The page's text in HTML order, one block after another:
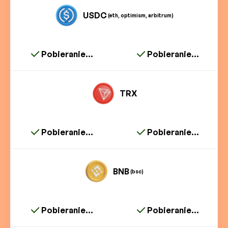
USDC(eth, optimism, arbitrum)
Pobieranie... Pobieranie...
TRX
Pobieranie... Pobieranie...
BNB(bsc)
Pobieranie... Pobieranie...